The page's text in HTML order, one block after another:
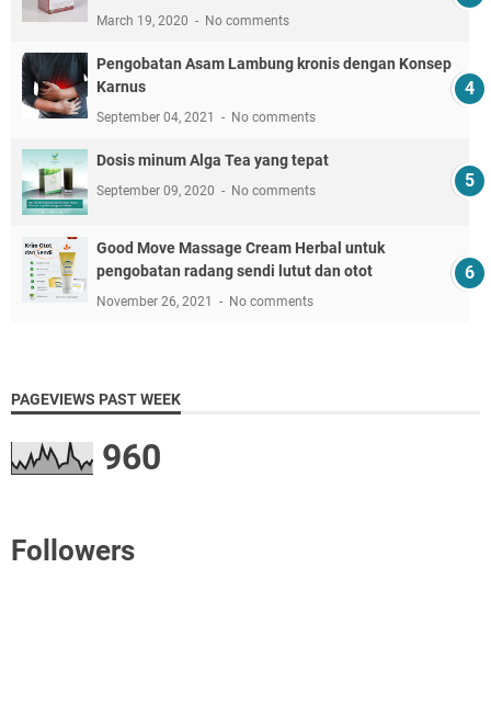
March 19, 2020 No comments
Pengobatan Asam Lambung kronis dengan Konsep
Karnus
September 04, 2021 No comments
Dosis minum Alga Tea yang tepat
September 09, 2020 No comments
Good Move Massage Cream Herbal untuk
pengobatan radang sendi lutut dan otot
November 26, 2021 No comments
PAGEVIEWS PAST WEEK
960
Followers